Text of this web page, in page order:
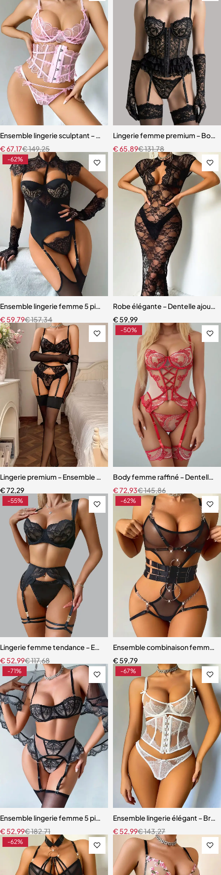
Ensemble lingerie sculptant – Taille ajustée et broderie florale
€149,25
€67,17
Lingerie femme premium –
€131,78
€65,89
-62%
Ensemble lingerie femme 5 pièces – Dentelle ajourée avec bas
€157,34
€ 59,79
Robe élégante – Dentelle
€ 59,99
Lingerie premium – Ensemble en dentelle brodée avec porte-
€72,29
-50%
Body femme raffiné – Dentelle,
€145,86
€72,93
-55%
Lingerie femme tendance – Ensemble coordonné en dentelle et
€117,68
€ 52,99
-62%
Ensemble combinaison femme
€ 59,79
-71%
Ensemble lingerie femme 5 pièces – Dentelle brodée florale avec
€182,71
€ 52,99
-67%
Ensemble lingerie élégant –
€143,27
€ 52,99
-62%